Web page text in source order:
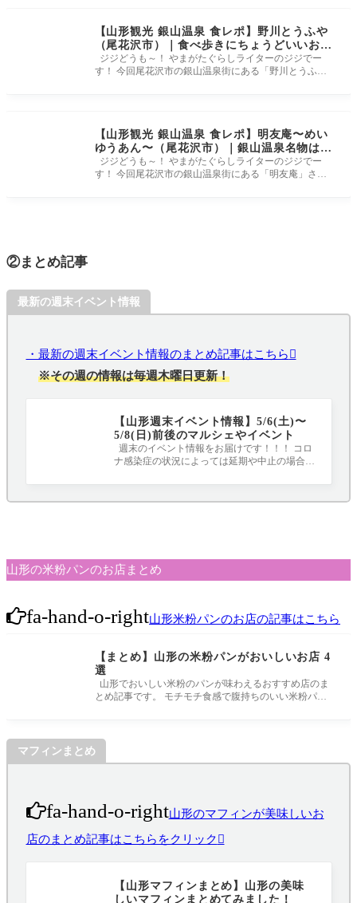
【山形観光 銀山温泉 食レポ】野川とうふや
（尾花沢市）｜食べ歩きにちょうどいいお豆
腐屋さん！
ジジどうも～！ やまがたぐらしライターのジジでー
す！ 今回尾花沢市の銀山温泉街にある「野川とうふ
【山形観光 銀山温泉 食レポ】明友庵〜めい
ゆうあん〜（尾花沢市）｜銀山温泉名物はい
からさんのカリーパン売っています！
ジジどうも～！ やまがたぐらしライターのジジでー
す！ 今回尾花沢市の銀山温泉街にある「明友庵」さん
②まとめ記事
最新の週末イベント情報
・最新の週末イベント情報のまとめ記事はこちら
※その週の情報は毎週木曜日更新！
【山形週末イベント情報】5/6(土)〜
5/8(日)前後のマルシェやイベント
週末のイベント情報をお届けです！！！ コロ
ナ感染症の状況によっては延期や中止の場合も
山形の米粉パンのお店まとめ
fa-hand-o-right山形米粉パンのお店の記事はこちら
【まとめ】山形の米粉パンがおいしいお店 4
選
山形でおいしい米粉のパンが味わえるおすすめ店のま
とめ記事です。 モチモチ食感で腹持ちのいい米粉パ
マフィンまとめ
fa-hand-o-right山形のマフィンが美味しいお
店のまとめ記事はこちらをクリック
【山形マフィンまとめ】山形の美味
しいマフィンまとめてみました！